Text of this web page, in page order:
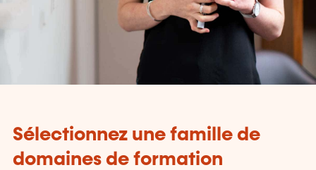
Sélectionnez une famille de
domaines de formation